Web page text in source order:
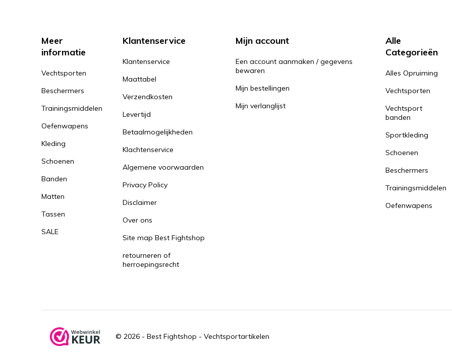
Meer
informatie
Vechtsporten
Beschermers
Trainingsmiddelen
Oefenwapens
Kleding
Schoenen
Banden
Matten
Tassen
SALE
Klantenservice
Klantenservice
Maattabel
Verzendkosten
Levertijd
Betaalmogelijkheden
Klachtenservice
Algemene voorwaarden
Privacy Policy
Disclaimer
Over ons
Site map Best Fightshop
retourneren of
herroepingsrecht
Mijn account
Een account aanmaken / gegevens
bewaren
Mijn bestellingen
Mijn verlanglijst
Alle
Categorieën
Alles Opruiming
Vechtsporten
Vechtsport
banden
Sportkleding
Schoenen
Beschermers
Trainingsmiddelen
Oefenwapens
© 2026 - Best Fightshop - Vechtsportartikelen